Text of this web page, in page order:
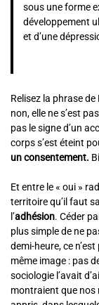
sous une forme
développement
et d’une
Relisez la phrase de
non, elle ne s’est
pas le signe d’un
corps s’est éteint
un consentement.
Et entre le « oui »
territoire qu’il faut
l’adhésion. Céder
plus simple de ne
demi-heure, ce
même image : pas
sociologie l’avait
montraient que